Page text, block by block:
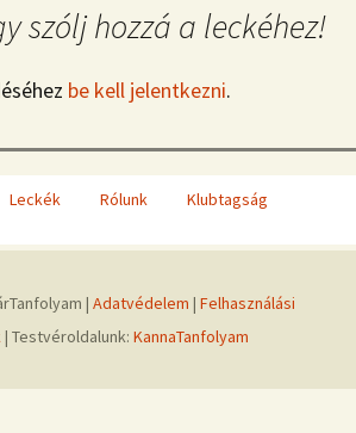
szólj hozzá a leckéhez!
be kell jelentkezni.
Leckék Rólunk Klubtagság
| Adatvédelem | Felhasználási
| Testvéroldalunk: KannaTanfolyam